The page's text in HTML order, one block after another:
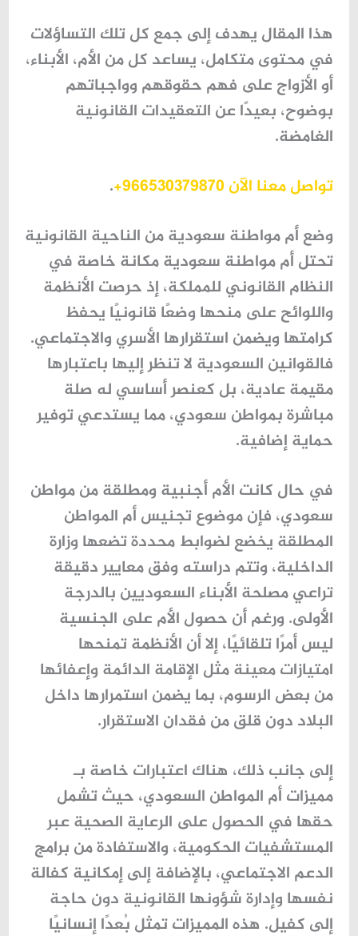
هذا المقال يهدف إلى جمع كل تلك التساؤلات
في محتوى متكامل، يساعد كل من الأم، الأبناء،
أو الأزواج على فهم حقوقهم وواجباتهم
بوضوح، بعيدًا عن التعقيدات القانونية
الغامضة.
تواصل معنا الآن 966530379870+
.
وضع أم مواطنة سعودية من الناحية القانونية
تحتلأم مواطنة سعوديةمكانة خاصة في
النظام القانوني للمملكة، إذ حرصت الأنظمة
واللوائح على منحها وضعًا قانونيًا يحفظ
كرامتها ويضمن استقرارها الأسري والاجتماعي.
فالقوانين السعودية لا تنظر إليها باعتبارها
مقيمة عادية، بل كعنصر أساسي له صلة
مباشرة بمواطن سعودي، مما يستدعي توفير
حماية إضافية.
في حال كانت الأم أجنبية ومطلقة من مواطن
سعودي، فإن موضوعتجنيس أم المواطن
المطلقة يخضع لضوابط محددة تضعها وزارة
الداخلية، وتتم دراسته وفق معايير دقيقة
تراعي مصلحة الأبناء السعوديين بالدرجة
الأولى. ورغم أن حصول الأم على الجنسية
ليس أمرًا تلقائيًا، إلا أن الأنظمة تمنحها
امتيازات معينة مثل الإقامة الدائمة وإعفائها
من بعض الرسوم، بما يضمن استمرارها داخل
البلاد دون قلق من فقدان الاستقرار.
إلى جانب ذلك، هناك اعتبارات خاصة بـ
مميزات أم المواطن السعودي، حيث تشمل
حقها في الحصول على الرعاية الصحية عبر
المستشفيات الحكومية، والاستفادة من برامج
الدعم الاجتماعي، بالإضافة إلى إمكانية كفالة
نفسها وإدارة شؤونها القانونية دون حاجة
إلى كفيل. هذه المميزات تمثل بُعدًا إنسانيًا